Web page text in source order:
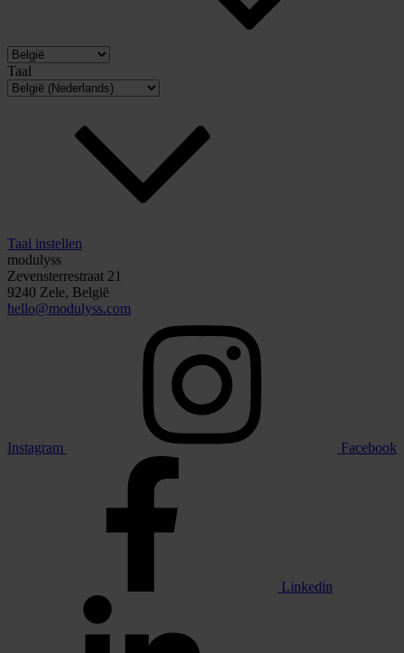
Taal
Taal instellen
modulyss
Zevensterrestraat 21
9240 Zele, België
hello@modulyss.com
Instagram Facebook
Linkedin